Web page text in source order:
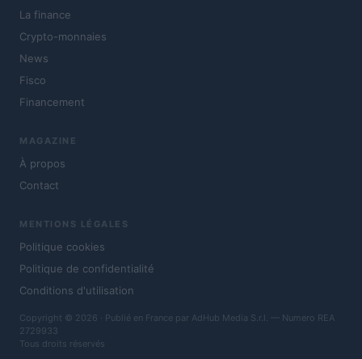
La finance
Crypto-monnaies
News
Fisco
Financement
MAGAZINE
À propos
Contact
MENTIONS LÉGALES
Politique cookies
Politique de confidentialité
Conditions d'utilisation
Copyright © 2026 · Publié en France par AdHub Media S.r.l. — Numero REA
2729933
Tous droits réservés